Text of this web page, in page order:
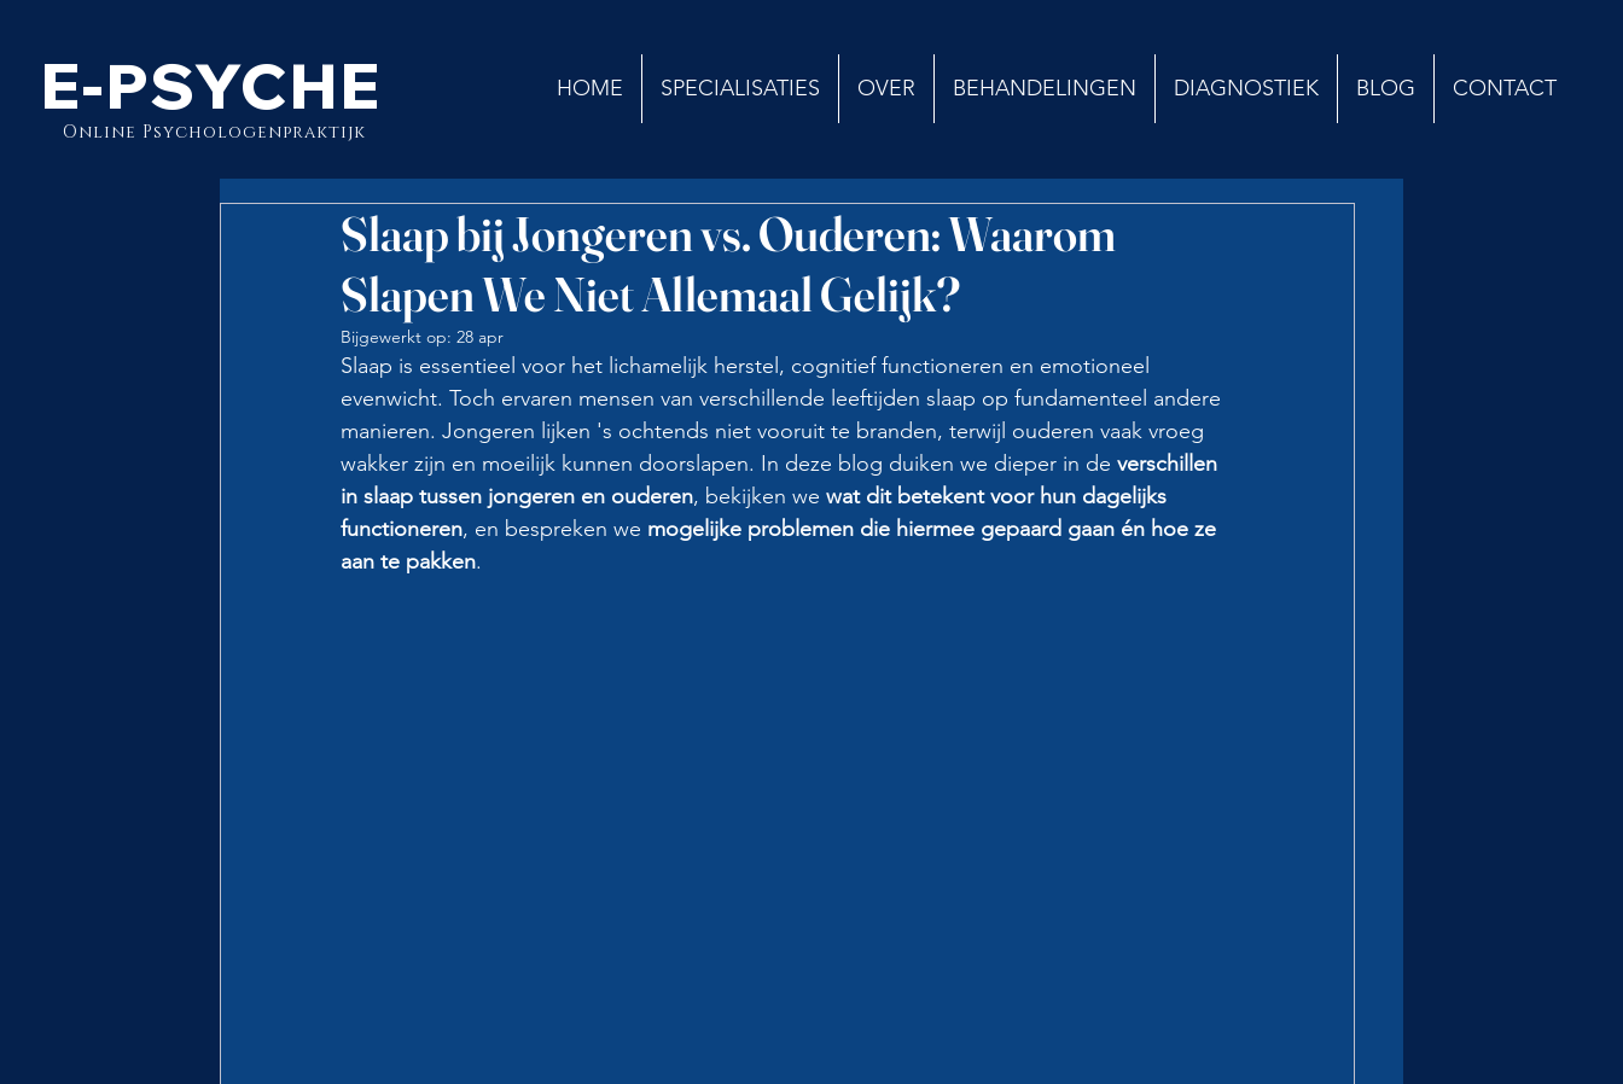
E-PSYCHE
Online Psychologenpraktijk
HOME SPECIALISATIES OVER BEHANDELINGEN DIAGNOSTIEK BLOG CONTACT
Slaap bij Jongeren vs. Ouderen: Waarom
Slapen We Niet Allemaal Gelijk?
Bijgewerkt op: 28 apr
Slaap is essentieel voor het lichamelijk herstel, cognitief functioneren en emotioneel
evenwicht. Toch ervaren mensen van verschillende leeftijden slaap op fundamenteel andere
manieren. Jongeren lijken 's ochtends niet vooruit te branden, terwijl ouderen vaak vroeg
wakker zijn en moeilijk kunnen doorslapen. In deze blog duiken we dieper in de verschillen
in slaap tussen jongeren en ouderen, bekijken we wat dit betekent voor hun dagelijks
functioneren, en bespreken we mogelijke problemen die hiermee gepaard gaan én hoe ze
aan te pakken.